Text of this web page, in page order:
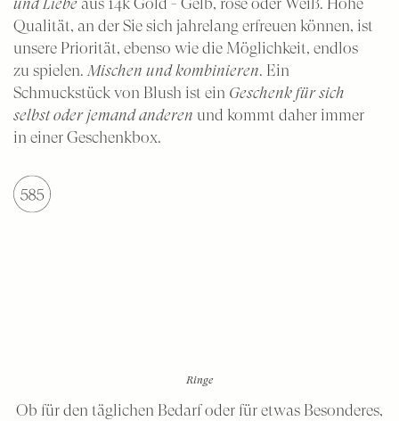
Qualität, an der Sie sich jahrelang erfreuen können, ist
unsere Priorität, ebenso wie die Möglichkeit, endlos
zu spielen. Mischen und kombinieren. Ein
Schmuckstück von Blush ist ein Geschenk für sich
selbst oder jemand anderen und kommt daher immer
in einer Geschenkbox.
Ringe
Ob für den täglichen Bedarf oder für etwas Besonderes,